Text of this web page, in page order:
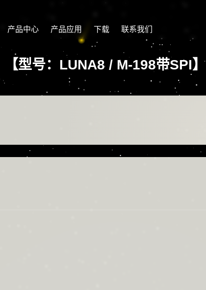
产品中心 产品应用 下载 联系我们
型号：LUNA8 / M-198带SPI】